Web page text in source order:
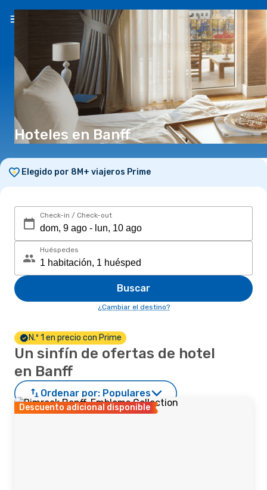
ES($)
Hoteles en Banff
Elegido por 8M+ viajeros Prime
Check-in / Check-out
Huéspedes
Buscar
¿Cambiar el destino?
N.º 1 en precio con Prime
Un sinfín de ofertas de hotel
en Banff
Ordenar por: Populares
Descuento adicional disponible